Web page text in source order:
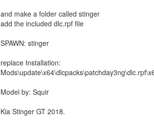
and make a folder called stinger
add the included dlc.rpf file
SPAWN: stinger
replace Installation:
Model by: Squir
Kia Stinger GT 2018.